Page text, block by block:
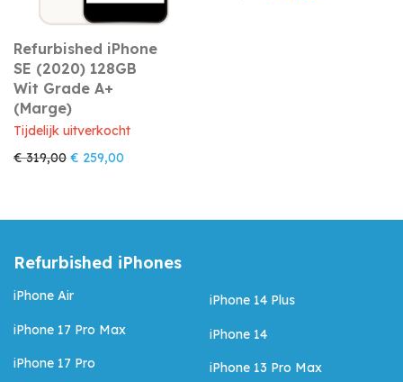
Refurbished iPhone
SE (2020) 128GB
Wit Grade A+
(Marge)
Tijdelijk uitverkocht
€319,00 Oorspronkelijke prijs was: € 319,00.
€ 259,00
Refurbished iPhones
iPhone Air
iPhone 17 Pro Max
iPhone 17 Pro
iPhone 14 Plus
iPhone 14
iPhone 13 Pro Max